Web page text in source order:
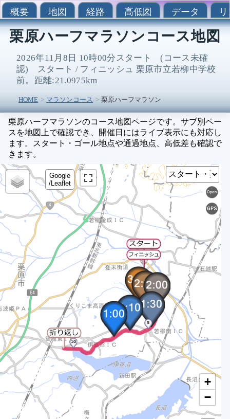
概要 地図 経路 高低図 データ
栗原ハーフマラソンコース地図
2026年11月8日 10時00分スタート (コース未確
認) スタート / フィニッシュ 栗原市立若柳中学校
前。距離:21.0975km
HOME マラソンコース 栗原ハーフマラソン
栗原ハーフマラソンのコース地図ページです。サブ別ペー
スを地図上で確認でき、開催日にはライブ表示にも対応し
ます。スタート・ゴール地点や通過地点、高低差も確認で
きます。
Google
/Leaflet
+
−